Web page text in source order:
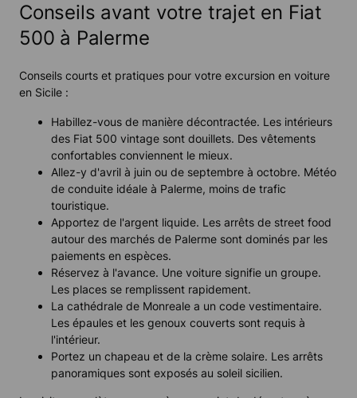
Conseils avant votre trajet en Fiat
500 à Palerme
Conseils courts et pratiques pour votre excursion en voiture
en Sicile :
Habillez-vous de manière décontractée. Les intérieurs
des Fiat 500 vintage sont douillets. Des vêtements
confortables conviennent le mieux.
Allez-y d'avril à juin ou de septembre à octobre. Météo
de conduite idéale à Palerme, moins de trafic
touristique.
Apportez de l'argent liquide. Les arrêts de street food
autour des marchés de Palerme sont dominés par les
paiements en espèces.
Réservez à l'avance. Une voiture signifie un groupe.
Les places se remplissent rapidement.
La cathédrale de Monreale a un code vestimentaire.
Les épaules et les genoux couverts sont requis à
l'intérieur.
Portez un chapeau et de la crème solaire. Les arrêts
panoramiques sont exposés au soleil sicilien.